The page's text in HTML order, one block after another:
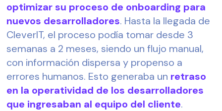
optimizar su proceso de onboarding para
nuevos desarrolladores. Hasta la llegada de
CleverIT, el proceso podía tomar desde 3
semanas a 2 meses, siendo un flujo manual,
con información dispersa y propenso a
errores humanos. Esto generaba un retraso
en la operatividad de los desarrolladores
que ingresaban al equipo del cliente.